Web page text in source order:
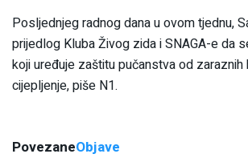
Posljednjeg radnog dana u ovom tjednu,
prijedlog Kluba Živog zida i SNAGA-e da
koji uređuje zaštitu pučanstva od
cijepljenje, piše N1.
PovezaneObjave